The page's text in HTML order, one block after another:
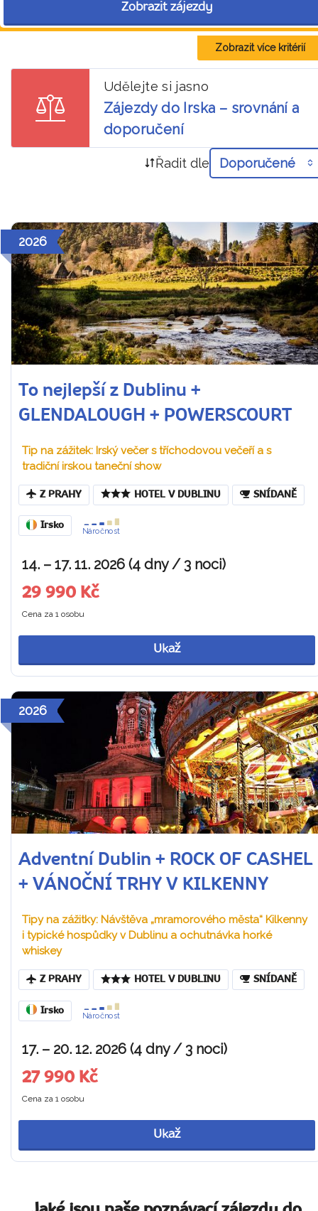
Zobrazit zájezdy
Zobrazit více kritérií
Udělejte si jasno
Zájezdy do Irska – srovnání a
doporučení
Řadit dle Doporučené
2026
To nejlepší z Dublinu +
GLENDALOUGH + POWERSCOURT
Tip na zážitek: Irský večer s tříchodovou večeří a s
tradiční irskou taneční show
Z PRAHY HOTEL V DUBLINU SNÍDANĚ
Irsko
Náročnost
14. – 17. 11. 2026 (4 dny / 3 noci)
29 990 Kč
Cena za 1 osobu
Ukaž
2026
Adventní Dublin + ROCK OF CASHEL
+ VÁNOČNÍ TRHY V KILKENNY
Tipy na zážitky: Návštěva „mramorového města“ Kilkenny
i typické hospůdky v Dublinu a ochutnávka horké
whiskey
Z PRAHY HOTEL V DUBLINU SNÍDANĚ
Irsko
Náročnost
17. – 20. 12. 2026 (4 dny / 3 noci)
27 990 Kč
Cena za 1 osobu
Ukaž